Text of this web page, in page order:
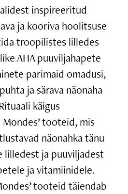
inspireeritud
ja kooriva hoolitsuse
troopilistes lilledes
AHA puuviljahapete
parimaid omadusi,
ja särava näonaha
käigus
tooteid, mis
näonahka tänu
lilledest ja puuviljadest
ja vitamiinidele.
tooteid täiendab